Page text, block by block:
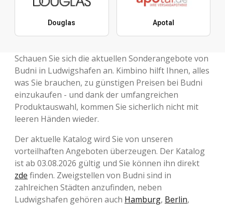
Douglas Apotal
Schauen Sie sich die aktuellen Sonderangebote von
Budni in Ludwigshafen an. Kimbino hilft Ihnen, alles
was Sie brauchen, zu günstigen Preisen bei Budni
einzukaufen - und dank der umfangreichen
Produktauswahl, kommen Sie sicherlich nicht mit
leeren Händen wieder.
Der aktuelle Katalog wird Sie von unseren
vorteilhaften Angeboten überzeugen. Der Katalog
ist ab 03.08.2026 gültig und Sie können ihn direkt
zde finden. Zweigstellen von Budni sind in
zahlreichen Städten anzufinden, neben
Ludwigshafen gehören auch Hamburg, Berlin,